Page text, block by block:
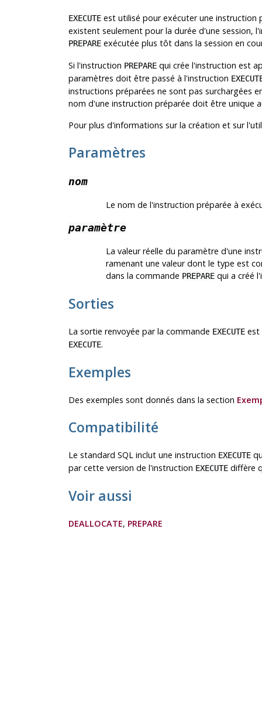
EXECUTEest utilisé pour exécuter une instruction
existent seulement pour la durée d'une session,
PREPAREexécutée plus tôt dans la session en
Si l'instruction PREPAREqui crée l'instruction est
paramètres doit être passé à l'instruction
instructions préparées ne sont pas surchargées
nom d'une instruction préparée doit être unique
Pour plus d'informations sur la création et sur
Paramètres
nom
Le nom de l'instruction préparée à
paramètre
La valeur réelle du paramètre d'une
ramenant une valeur dont le type est
dans la commande PREPAREqui a créé
Sorties
La sortie renvoyée par la commande EXECUTEest
EXECUTE.
Exemples
Des exemples sont donnés dans la section
Compatibilité
Le standard SQL inclut une instruction EXECUTE
par cette version de l'instruction EXECUTEdiffère
Voir aussi
DEALLOCATE, PREPARE